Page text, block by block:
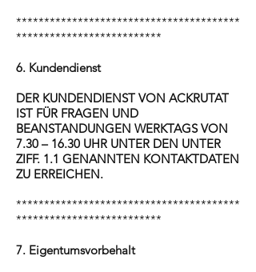
****************************************
**************************
6. Kundendienst
DER KUNDENDIENST VON ACKRUTAT
IST FÜR FRAGEN UND
BEANSTANDUNGEN WERKTAGS VON
7.30 – 16.30 UHR UNTER DEN UNTER
ZIFF. 1.1 GENANNTEN KONTAKTDATEN
ZU ERREICHEN.
****************************************
**************************
7. Eigentumsvorbehalt